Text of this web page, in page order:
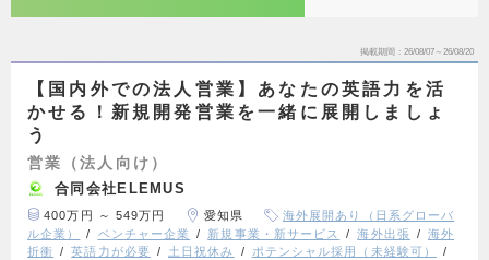
掲載期間 26/08/07～26/08/20
【国内外での法人営業】あなたの英語力を活
かせる！新規開発営業を一緒に展開しましょ
う
営業（法人向け）
合同会社ELEMUS
400万円 ～ 549万円 愛知県
海外展開あり（日系グローバ
ル企業）
ベンチャー企業 新規事業・新サービス 海外出張
海外
折衝
英語力が必要 土日祝休み
ポテンシャル採用（未経験可）